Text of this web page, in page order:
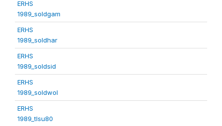
ERHS
1989_soldgam
ERHS
1989_soldhar
ERHS
1989_soldsid
ERHS
1989_soldwol
ERHS
1989_tlsu80